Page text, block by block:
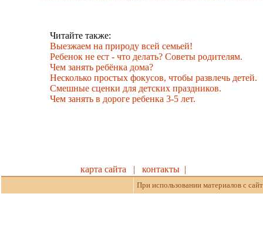
Читайте также:
Выезжаем на природу всей семьей!
Ребенок не ест - что делать? Советы родителям.
Чем занять ребёнка дома?
Несколько простых фокусов, чтобы развлечь детей.
Cмешные сценки для детских праздников.
Чем занять в дороге ребенка 3-5 лет.
карта сайта | контакты |
При использовании материалов с